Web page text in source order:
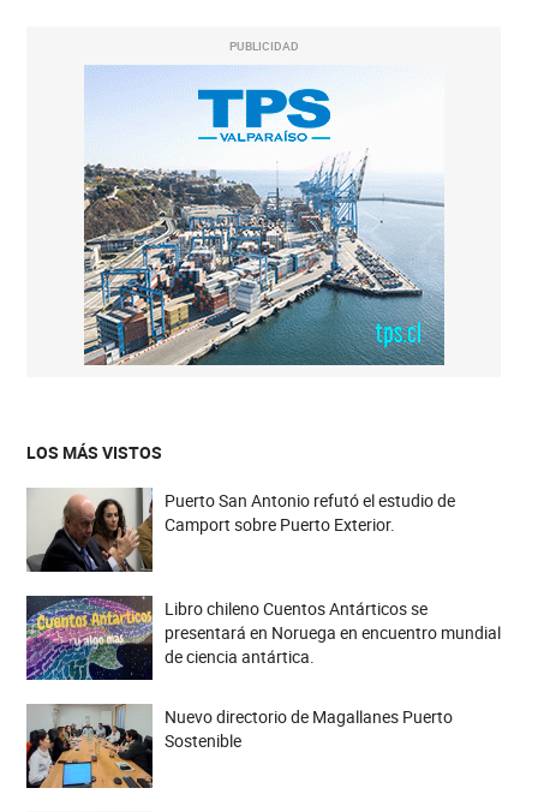
PUBLICIDAD
LOS MÁS VISTOS
Puerto San Antonio refutó el estudio de
Camport sobre Puerto Exterior.
Libro chileno Cuentos Antárticos se
presentará en Noruega en encuentro mundial
de ciencia antártica.
Nuevo directorio de Magallanes Puerto
Sostenible